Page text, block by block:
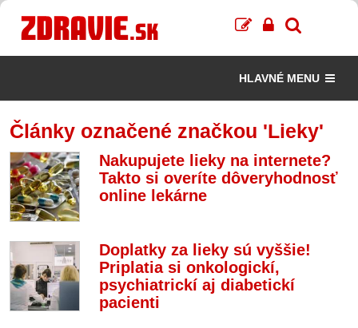
HLAVNÉ MENU
Články označené značkou 'Lieky'
Nakupujete lieky na internete?
Takto si overíte dôveryhodnosť
online lekárne
Doplatky za lieky sú vyššie!
Priplatia si onkologickí,
psychiatrickí aj diabetickí
pacienti